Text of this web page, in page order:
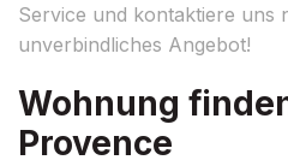
Service und kontaktiere uns
unverbindliches Angebot!
Wohnung
Provence